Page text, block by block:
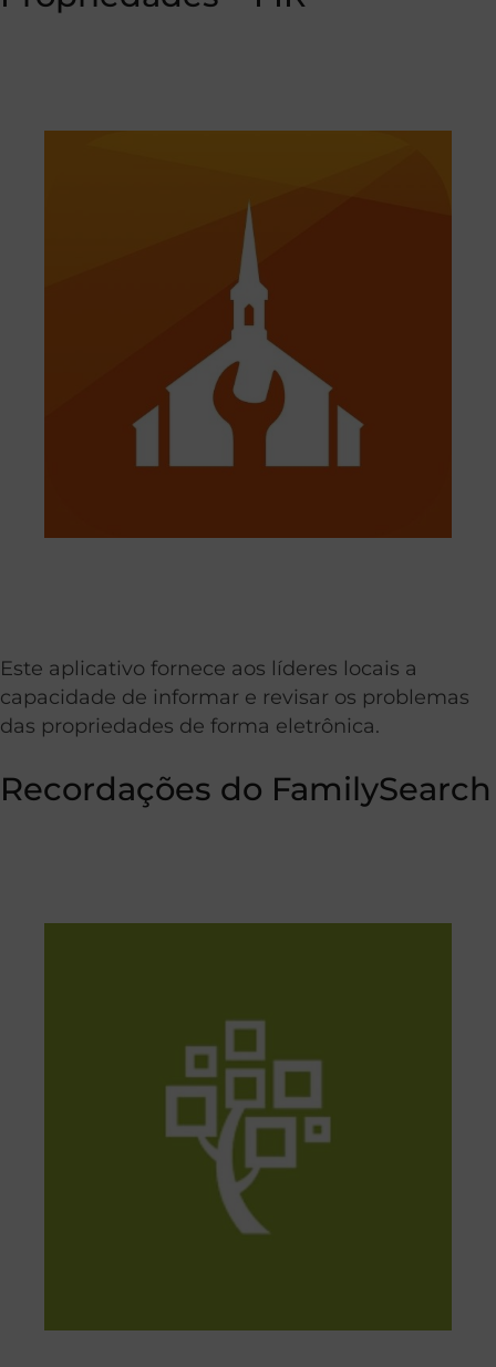
Este aplicativo fornece aos líderes locais a
capacidade de informar e revisar os problemas
das propriedades de forma eletrônica.
Recordações do FamilySearch